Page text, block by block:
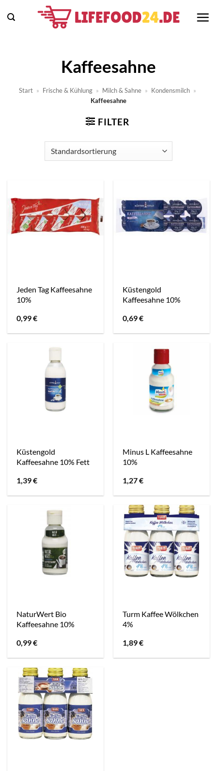
Inhalt
Kaffeesahne
Start » Frische & Kühlung » Milch & Sahne » Kondensmilch »
Kaffeesahne
FILTER
Jeden Tag Kaffeesahne
10%
0,99€
Küstengold
Kaffeesahne 10%
0,69€
Küstengold
Kaffeesahne 10% Fett
1,39€
Minus L Kaffeesahne
10%
1,27€
NaturWert Bio
Kaffeesahne 10%
0,99€
Turm Kaffee Wölkchen
4%
1,89€